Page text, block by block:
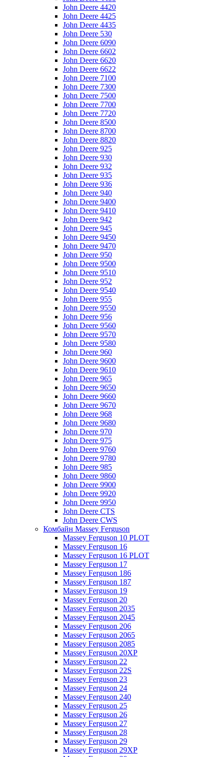
John Deere 4420
John Deere 4425
John Deere 4435
John Deere 530
John Deere 6090
John Deere 6602
John Deere 6620
John Deere 6622
John Deere 7100
John Deere 7300
John Deere 7500
John Deere 7700
John Deere 7720
John Deere 8500
John Deere 8700
John Deere 8820
John Deere 925
John Deere 930
John Deere 932
John Deere 935
John Deere 936
John Deere 940
John Deere 9400
John Deere 9410
John Deere 942
John Deere 945
John Deere 9450
John Deere 9470
John Deere 950
John Deere 9500
John Deere 9510
John Deere 952
John Deere 9540
John Deere 955
John Deere 9550
John Deere 956
John Deere 9560
John Deere 9570
John Deere 9580
John Deere 960
John Deere 9600
John Deere 9610
John Deere 965
John Deere 9650
John Deere 9660
John Deere 9670
John Deere 968
John Deere 9680
John Deere 970
John Deere 975
John Deere 9760
John Deere 9780
John Deere 985
John Deere 9860
John Deere 9900
John Deere 9920
John Deere 9950
John Deere CTS
John Deere CWS
Комбайн Massey Ferguson
Massey Ferguson 10 PLOT
Massey Ferguson 16
Massey Ferguson 16 PLOT
Massey Ferguson 17
Massey Ferguson 186
Massey Ferguson 187
Massey Ferguson 19
Massey Ferguson 20
Massey Ferguson 2035
Massey Ferguson 2045
Massey Ferguson 206
Massey Ferguson 2065
Massey Ferguson 2085
Massey Ferguson 20XP
Massey Ferguson 22
Massey Ferguson 22S
Massey Ferguson 23
Massey Ferguson 24
Massey Ferguson 240
Massey Ferguson 25
Massey Ferguson 26
Massey Ferguson 27
Massey Ferguson 28
Massey Ferguson 29
Massey Ferguson 29XP